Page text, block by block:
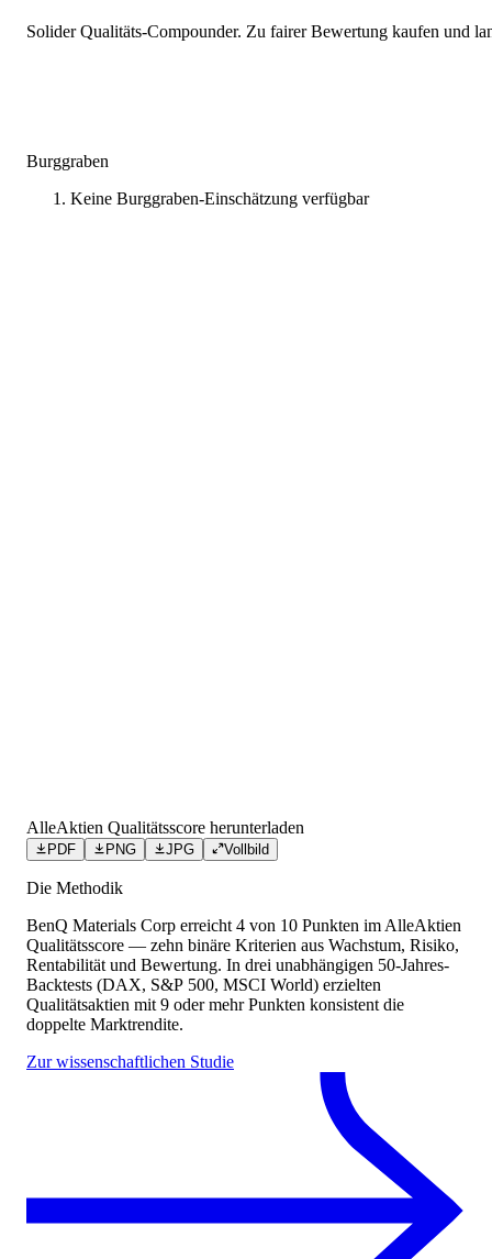
Solider Qualitäts-Compounder. Zu fairer Bewertung kaufen und
Burggraben
Keine Burggraben-Einschätzung verfügbar
AlleAktien Qualitätsscore herunterladen
PDF PNG JPG Vollbild
Die Methodik
BenQ Materials Corp erreicht 4 von 10 Punkten im AlleAktien
Qualitätsscore — zehn binäre Kriterien aus Wachstum, Risiko,
Rentabilität und Bewertung. In drei unabhängigen 50-Jahres-
Backtests (DAX, S&P 500, MSCI World) erzielten
Qualitätsaktien mit 9 oder mehr Punkten konsistent die
doppelte Marktrendite.
Zur wissenschaftlichen Studie